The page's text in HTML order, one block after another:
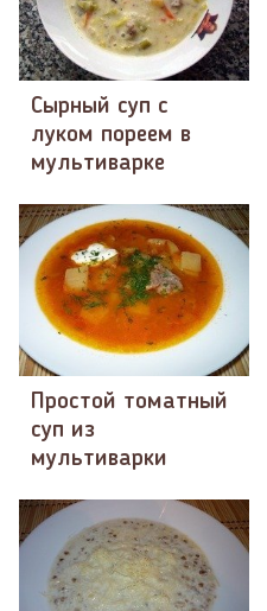
Сырный суп с
луком пореем в
мультиварке
Простой томатный
суп из
мультиварки